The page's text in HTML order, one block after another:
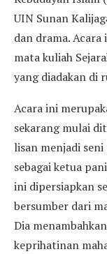
UIN Sunan
dan drama.
mata kuliah
yang diadakan di
Acara ini
sekarang mulai
lisan menjadi
sebagai ketua
ini dipersiapkan
bersumber dari
Dia
keprihatinan